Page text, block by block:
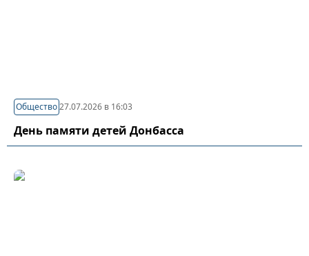
Общество27.07.2026 в 16:03
День памяти детей Донбасса